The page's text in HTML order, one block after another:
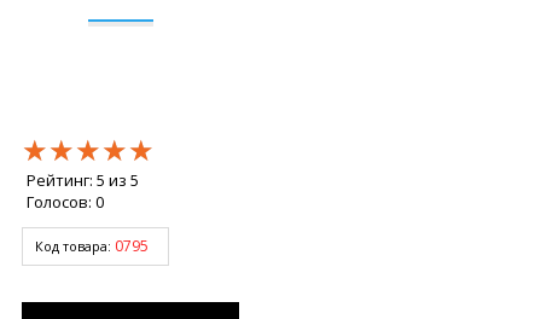
★★★★★
★★★★★
★★★★★
Рейтинг: 5 из 5
Голосов: 0
Код товара: 0795